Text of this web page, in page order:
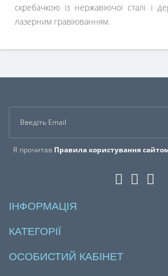
скребачкою із нержавіючої сталі і
лазерним гравіюванням.
Я прочитав Правила користування
ІНФОРМАЦІЯ
КАТЕГОРІЇ
ОСОБИСТИЙ КАБІНЕТ